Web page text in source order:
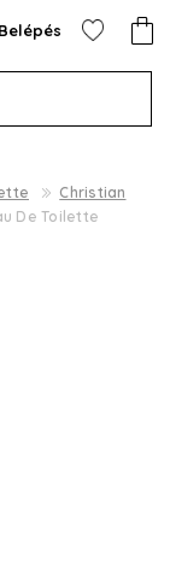
Belépés
Christian
De Toilette